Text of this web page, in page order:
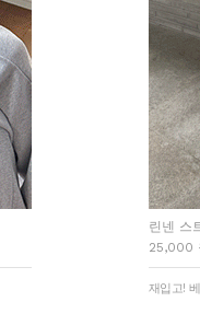
린넨 스
25,000
재입고!